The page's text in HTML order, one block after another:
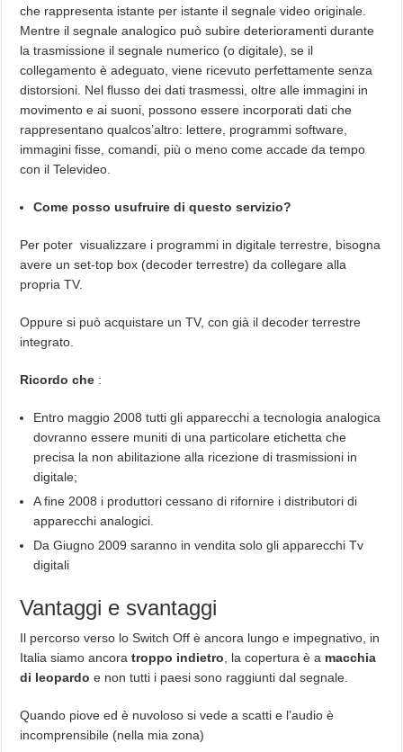
che rappresenta istante per istante il segnale video originale.
Mentre il segnale analogico può subire deterioramenti durante
la trasmissione il segnale numerico (o digitale), se il
collegamento è adeguato, viene ricevuto perfettamente senza
distorsioni. Nel flusso dei dati trasmessi, oltre alle immagini in
movimento e ai suoni, possono essere incorporati dati che
rappresentano qualcos’altro: lettere, programmi software,
immagini fisse, comandi, più o meno come accade da tempo
con il Televideo.
Come posso usufruire di questo servizio?
Per poter visualizzare i programmi in digitale terrestre, bisogna
avere un set-top box (decoder terrestre) da collegare alla
propria TV.
Oppure si può acquistare un TV, con già il decoder terrestre
integrato.
Ricordo che :
Entro maggio 2008 tutti gli apparecchi a tecnologia analogica
dovranno essere muniti di una particolare etichetta che
precisa la non abilitazione alla ricezione di trasmissioni in
digitale;
A fine 2008 i produttori cessano di rifornire i distributori di
apparecchi analogici.
Da Giugno 2009 saranno in vendita solo gli apparecchi Tv
digitali
Vantaggi e svantaggi
Il percorso verso lo Switch Off è ancora lungo e impegnativo, in
Italia siamo ancoratroppo indietro , la copertura è a macchia
di leopardo e non tutti i paesi sono raggiunti dal segnale.
Quando piove ed è nuvoloso si vede a scatti e l’audio è
incomprensibile (nella mia zona)